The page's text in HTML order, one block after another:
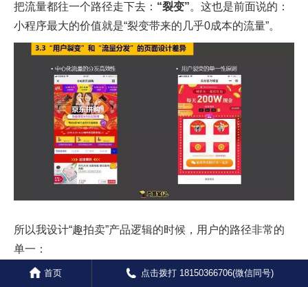
把流量都往一个路径走下去： “裂变”。这也是前面说的：
小程序最大的价值就是“裂变带来的几乎0成本的流量”。
所以我设计“趣拍卖”产品逻辑的时候，用户的路径非常的
单一：
用户扫码后：
首页 点击拨打 18150366706(微信同号)